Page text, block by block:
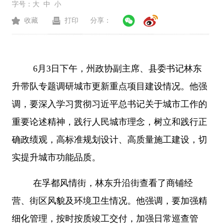
字号： 大 中 小
收藏 打印 分享：
6月3日下午，州政协副主席、县委书记林东
升带队专题调研城市更新重点项目建设情况。他强
调，要深入学习贯彻习近平总书记关于城市工作的
重要论述精神，践行人民城市理念，树立和践行正
确政绩观，高标准规划设计、高质量施工建设，切
实提升城市功能品质。
在孚都风情街，林东升沿街查看了商铺经
营、街区风貌及环境卫生情况。他强调，要加强精
细化管理，按时按质竣工交付，加强日常巡查管